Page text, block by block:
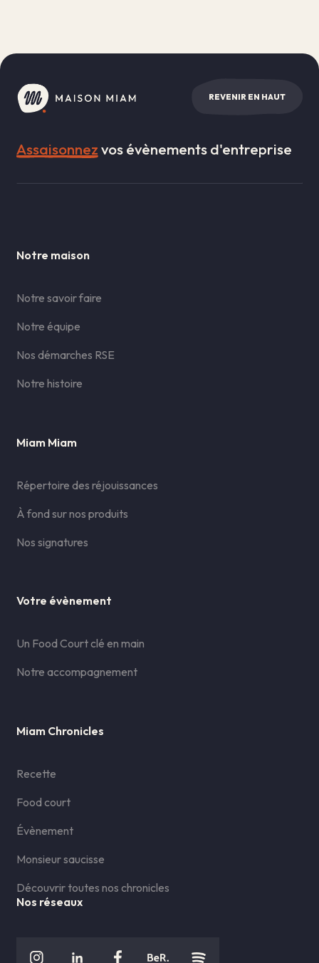
REVENIR EN HAUT
Assaisonnezvos évènements d'entreprise
Notre maison
Notre savoir faire
Notre équipe
Nos démarches RSE
Notre histoire
Miam Miam
Répertoire des réjouissances
À fond sur nos produits
Nos signatures
Votre évènement
Un Food Court clé en main
Notre accompagnement
Miam Chronicles
Recette
Food court
Évènement
Monsieur saucisse
Découvrir toutes nos chronicles
Nos réseaux